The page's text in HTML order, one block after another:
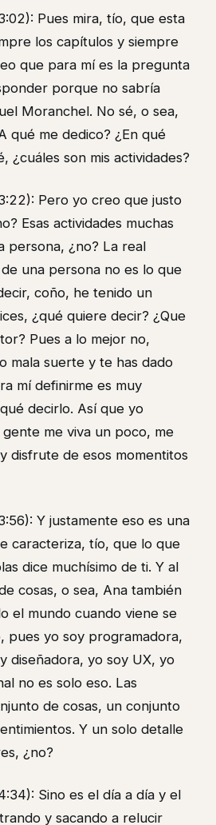
Pues mira, tío, que esta
los capítulos y siempre
que para mí es la pregunta
porque no sabría
Moranchel. No sé, o sea,
qué me dedico? ¿En qué
¿cuáles son mis actividades?
Pero yo creo que justo
Esas actividades muchas
persona, ¿no? La real
una persona no es lo que
coño, he tenido un
¿qué quiere decir? ¿Que
Pues a lo mejor no,
mala suerte y te has dado
mí definirme es muy
decirlo. Así que yo
me viva un poco, me
disfrute de esos momentitos
Y justamente eso es una
caracteriza, tío, que lo que
dice muchísimo de ti. Y al
cosas, o sea, Ana también
el mundo cuando viene se
pues yo soy programadora,
diseñadora, yo soy UX, yo
no es solo eso. Las
de cosas, un conjunto
Y un solo detalle
¿no?
Sino es el día a día y el
y sacando a relucir